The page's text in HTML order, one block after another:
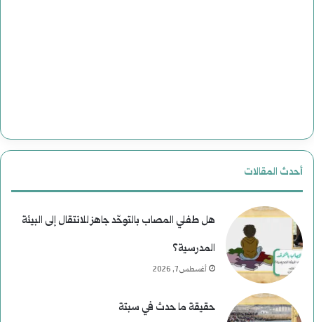
أحدث المقالات
هل طفلي المصاب بالتوحّد جاهز للانتقال إلى البيئة
المدرسية؟
أغسطس 7, 2026
حقيقة ما حدث في سبتة